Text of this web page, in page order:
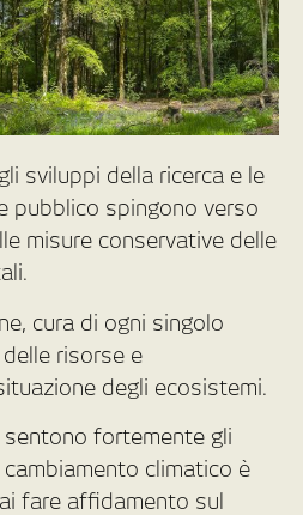
sviluppi della ricerca e le
pubblico spingono verso
misure conservative delle
cura di ogni singolo
risorse e
degli ecosistemi.
sentono fortemente gli
climatico è
fare affidamento sul